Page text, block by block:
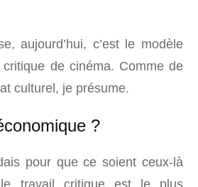
aujourd’hui, c’est le modèle
de cinéma. Comme de
culturel, je présume.
?
pour que ce soient ceux-là